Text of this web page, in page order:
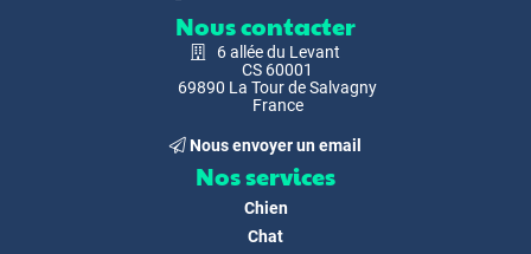
Nous contacter
6 allée du Levant
CS 60001
69890 La Tour de Salvagny
France
Nous envoyer un email
Nos services
Chien
Chat